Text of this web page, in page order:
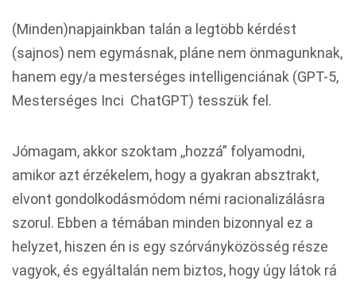
(Minden)napjainkban talán a legtöbb kérdést
(sajnos) nem egymásnak, pláne nem önmagunknak,
hanem egy/a mesterséges intelligenciának (GPT-5,
Mesterséges Inci ChatGPT) tesszük fel.
Jómagam, akkor szoktam ,,hozzá” folyamodni,
amikor azt érzékelem, hogy a gyakran absztrakt,
elvont gondolkodásmódom némi racionalizálásra
szorul. Ebben a témában minden bizonnyal ez a
helyzet, hiszen én is egy szórványközösség része
vagyok, és egyáltalán nem biztos, hogy úgy látok rá